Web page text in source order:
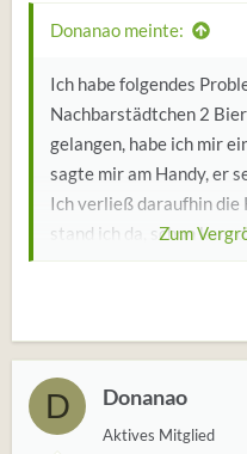
Donanao meinte:
Ich habe folgendes
Nachbarstädtchen 2
gelangen, habe ich mir
sagte mir am Handy, er
Ich verließ daraufhin die
stand ich da, schon kam
mich dann zum Bahnhof
gefahren war. Ich wusste
sollte und habe ihn
Schiss, dass es Ärger
Zum
D Donanao
Aktives Mitglied